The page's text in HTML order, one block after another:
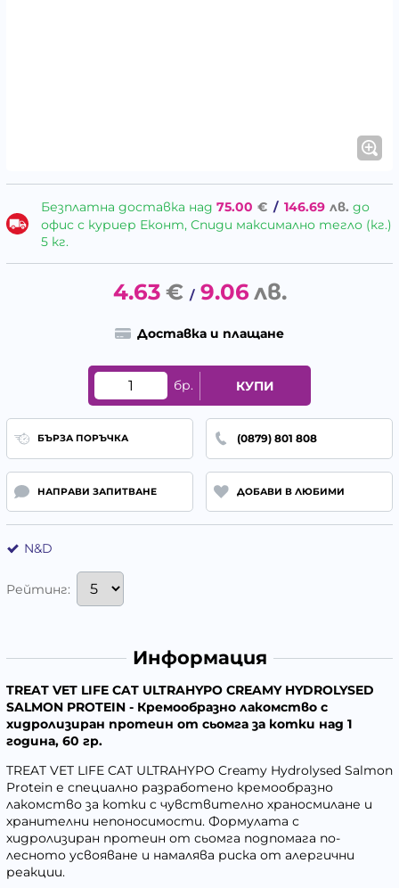
Безплатна доставка над 75.00 € / 146.69 лв. до
офис с куриер Еконт, Спиди максимално тегло (кг.)
5 кг.
4.63 € / 9.06 лв.
Доставка и плащане
бр. КУПИ
БЪРЗА ПОРЪЧКА (0879) 801 808
НАПРАВИ ЗАПИТВАНЕ ДОБАВИ В ЛЮБИМИ
N&D
Рейтинг:
Информация
TREAT VET LIFE CAT ULTRAHYPO CREAMY HYDROLYSED
SALMON PROTEIN - Кремообразно лакомство с
хидролизиран протеин от сьомга за котки над 1
година, 60 гр.
TREAT VET LIFE CAT ULTRAHYPO Creamy Hydrolysed Salmon
Protein е специално разработено кремообразно
лакомство за котки с чувствително храносмилане и
хранителни непоносимости. Формулата с
хидролизиран протеин от сьомга подпомага по-
лесното усвояване и намалява риска от алергични
реакции.